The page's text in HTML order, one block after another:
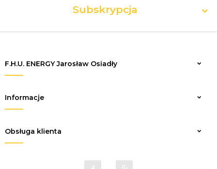
Subskrypcja
Zapisz
F.H.U. ENERGY Jarosław Osiadły
sklep@elektrykaenergy.pl
Informacje
Obsługa klienta